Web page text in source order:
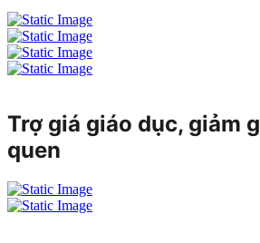
Trợ giá giáo dục, giảm
quen